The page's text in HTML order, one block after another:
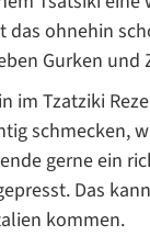
das ohnehin
Gurken und
im Tzatziki
schmecken,
gerne ein
Das
kommen.